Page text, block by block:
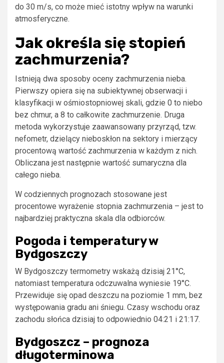
do 30 m/s, co może mieć istotny wpływ na warunki
atmosferyczne.
Jak określa się stopień
zachmurzenia?
Istnieją dwa sposoby oceny zachmurzenia nieba.
Pierwszy opiera się na subiektywnej obserwacji i
klasyfikacji w ośmiostopniowej skali, gdzie 0 to niebo
bez chmur, a 8 to całkowite zachmurzenie. Druga
metoda wykorzystuje zaawansowany przyrząd, tzw.
nefometr, dzielący nieboskłon na sektory i mierzący
procentową wartość zachmurzenia w każdym z nich.
Obliczana jest następnie wartość sumaryczna dla
całego nieba.
W codziennych prognozach stosowane jest
procentowe wyrażenie stopnia zachmurzenia – jest to
najbardziej praktyczna skala dla odbiorców.
Pogoda i temperatury w
Bydgoszczy
W Bydgoszczy termometry wskażą dzisiaj 21°C,
natomiast temperatura odczuwalna wyniesie 19°C.
Przewiduje się opad deszczu na poziomie 1 mm, bez
występowania gradu ani śniegu. Czasy wschodu oraz
zachodu słońca dzisiaj to odpowiednio 04:21 i 21:17.
Bydgoszcz – prognoza
długoterminowa